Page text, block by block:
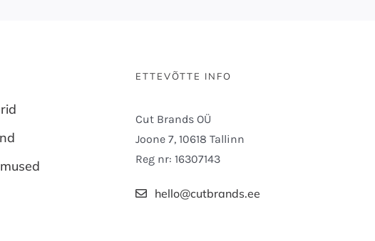
ETTEVÕTTE INFO
Cut Brands OÜ
Joone 7, 10618 Tallinn
Reg nr: 16307143
hello@cutbrands.ee